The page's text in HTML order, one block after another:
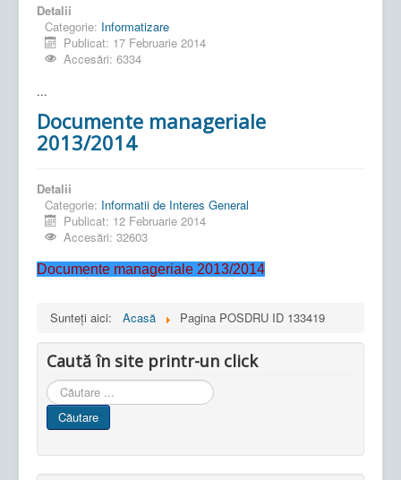
Detalii
Categorie: Informatizare
Publicat: 17 Februarie 2014
Accesări: 6334
...
Documente manageriale
2013/2014
Detalii
Categorie: Informatii de Interes General
Publicat: 12 Februarie 2014
Accesări: 32603
Documente manageriale 2013/2014
Sunteți aici: Acasă Pagina POSDRU ID 133419
Caută în site printr-un click
Cauta
in
site
Căutare